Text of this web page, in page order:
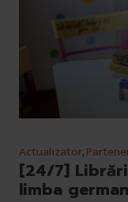
Actualizator,
[24/7]
limba